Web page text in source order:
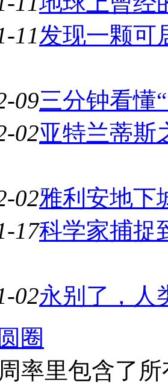
11发现一颗可
09三分钟看懂
02亚特兰蒂斯
02雅利安地下
17科学家捕
02永别了，人
圈
率里包含了